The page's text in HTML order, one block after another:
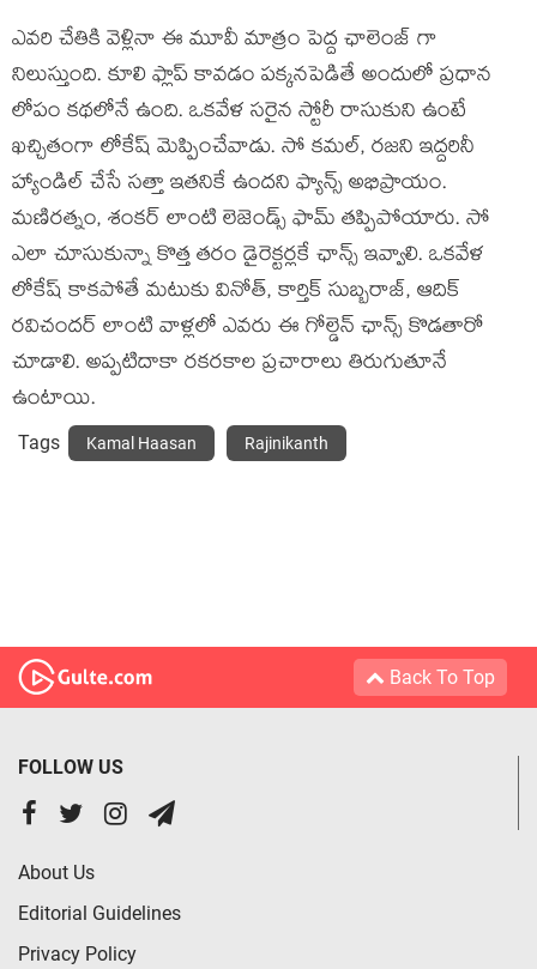
ఎవరి చేతికి వెళ్లినా ఈ మూవీ మాత్రం పెద్ద ఛాలెంజ్ గా
నిలుస్తుంది. కూలి ఫ్లాప్ కావడం పక్కనపెడితే అందులో ప్రధాన
లోపం కథలోనే ఉంది. ఒకవేళ సరైన స్టోరీ రాసుకుని ఉంటే
ఖచ్చితంగా లోకేష్ మెప్పించేవాడు. సో కమల్, రజని ఇద్దరినీ
హ్యాండిల్ చేసే సత్తా ఇతనికే ఉందని ఫ్యాన్స్ అభిప్రాయం.
మణిరత్నం, శంకర్ లాంటి లెజెండ్స్ ఫామ్ తప్పిపోయారు. సో
ఎలా చూసుకున్నా కొత్త తరం డైరెక్టర్లకే ఛాన్స్ ఇవ్వాలి. ఒకవేళ
లోకేష్ కాకపోతే మటుకు వినోత్, కార్తిక్ సుబ్బరాజ్, ఆదిక్
రవిచందర్ లాంటి వాళ్లలో ఎవరు ఈ గోల్డెన్ ఛాన్స్ కొడతారో
చూడాలి. అప్పటిదాకా రకరకాల ప్రచారాలు తిరుగుతూనే
ఉంటాయి.
Tags Kamal Haasan Rajinikanth
Back To Top
FOLLOW US
About Us
Editorial Guidelines
Privacy Policy